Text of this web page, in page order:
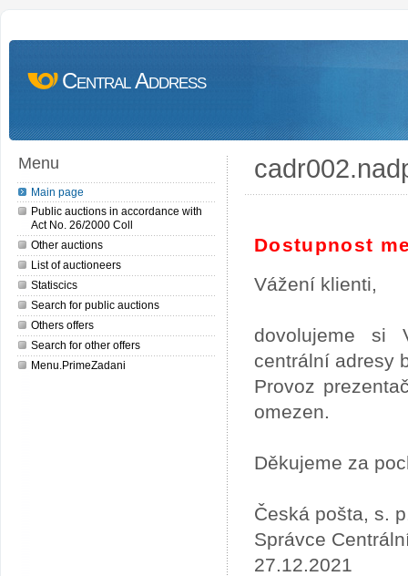
Central Address
Menu
Main page
Public auctions in accordance with
Act No. 26/2000 Coll
Other auctions
List of auctioneers
Statiscics
Search for public auctions
Others offers
Search for other offers
Menu.PrimeZadani
Dostupnost
Vážení klienti,
dovolujeme si
centrální adresy
Provoz
omezen.
Děkujeme za
Česká pošta, s.
Správce
27.12.2021